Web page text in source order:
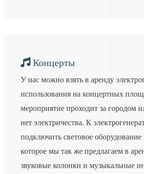
Концерты
У нас можно взять в аренду
использования на концертных
мероприятие проходит за городом
нет электричества. К
подключить световое
которое мы так же предлагаем в
звуковые колонки и музыкальные